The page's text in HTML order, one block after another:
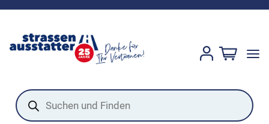
Products
search